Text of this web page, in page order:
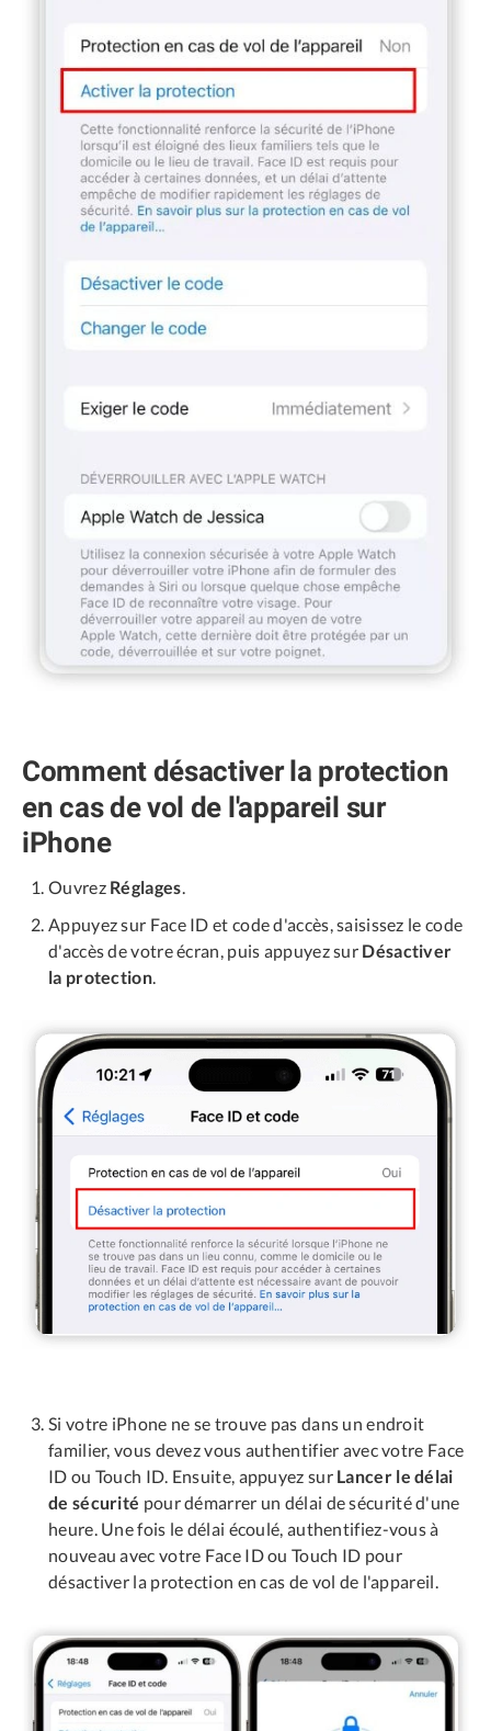
Comment désactiver la protection
en cas de vol de l'appareil sur
iPhone
Ouvrez Réglages.
Appuyez sur Face ID et code d'accès, saisissez le code
d'accès de votre écran, puis appuyez sur Désactiver
la protection.
Si votre iPhone ne se trouve pas dans un endroit
familier, vous devez vous authentifier avec votre Face
ID ou Touch ID. Ensuite, appuyez sur Lancer le délai
de sécurité pour démarrer un délai de sécurité d'une
heure. Une fois le délai écoulé, authentifiez-vous à
nouveau avec votre Face ID ou Touch ID pour
désactiver la protection en cas de vol de l'appareil.